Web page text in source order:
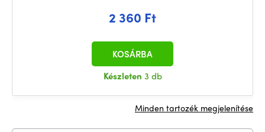
2 360 Ft
Készleten 3 db
KOSÁRBA
Minden tartozék megjelenítése